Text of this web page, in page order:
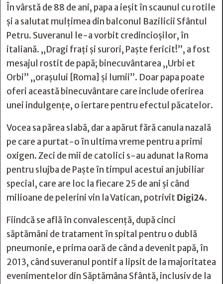
În vârstă de 88 de ani, papa a ieșit în scaunul cu rotile
și a salutat mulţimea din balconul Bazilicii Sfântul
Petru. Suveranul le-a vorbit credincioșilor, în
italiană. „Dragi frați și surori, Paște fericit!”, a fost
mesajul rostit de papă; binecuvântarea „Urbi et
Orbi” „orașului [Roma] și lumii”. Doar papa poate
oferi această binecuvântare care include oferirea
unei indulgențe, o iertare pentru efectul păcatelor.
Vocea sa părea slabă, dar a apărut fără canula nazală
pe care a purtat-o în ultima vreme pentru a primi
oxigen. Zeci de mii de catolici s-au adunat la Roma
pentru slujba de Paşte în timpul acestui an jubiliar
special, care are loc la fiecare 25 de ani şi când
milioane de pelerini vin la Vatican, potrivitDigi24.
Fiindcă se află în convalescență, după cinci
săptămâni de tratament în spital pentru o dublă
pneumonie, e prima oară de când a devenit papă, în
2013, când suveranul pontif a lipsit de la majoritatea
evenimentelor din Săptămâna Sfântă, inclusiv de la